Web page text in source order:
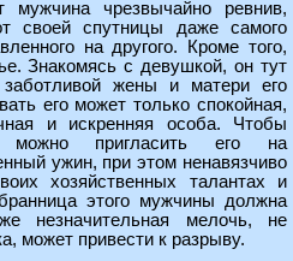
мужчина чрезвычайно ревнив,
своей спутницы даже самого
на другого. Кроме того,
Знакомясь с девушкой, он тут
жены и матери его
его может только спокойная,
и искренняя особа. Чтобы
пригласить его на
ужин, при этом ненавязчиво
хозяйственных талантах и
этого мужчины должна
незначительная мелочь, не
может привести к разрыву.